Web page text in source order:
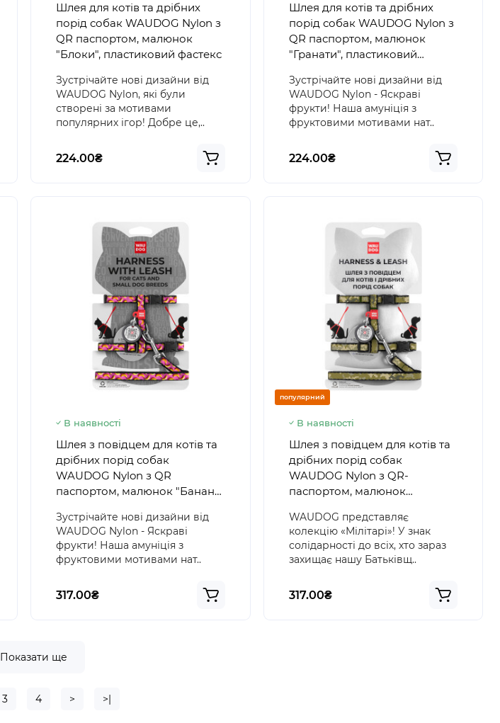
Шлея для котів та дрібних
порід собак WAUDOG Nylon з
QR паспортом, малюнок
"Блоки", пластиковий фастекс
Зустрічайте нові дизайни від
WAUDOG Nylon, які були
створені за мотивами
популярних ігор! Добре це,..
224.00₴
Шлея для котів та дрібних
порід собак WAUDOG Nylon з
QR паспортом, малюнок
"Гранати", пластиковий
Зустрічайте нові дизайни від
WAUDOG Nylon - Яскраві
фрукти! Наша амуніція з
фруктовими мотивами нат..
224.00₴
В наявності
Шлея з повідцем для котів та
дрібних порід собак
WAUDOG Nylon з QR
паспортом, малюнок "Банани
фастекс
Зустрічайте нові дизайни від
WAUDOG Nylon - Яскраві
фрукти! Наша амуніція з
фруктовими мотивами нат..
317.00₴
популярний
В наявності
Шлея з повідцем для котів та
дрібних порід собак
WAUDOG Nylon з QR-
паспортом, малюнок
фастекс, XS, Ш 10 мм, В 25-40
см, С 20-30 см
WAUDOG представляє
колекцію «Мілітарі»! У знак
солідарності до всіх, хто зараз
захищає нашу Батьківщ..
317.00₴
Показати ще
3 4 > >|